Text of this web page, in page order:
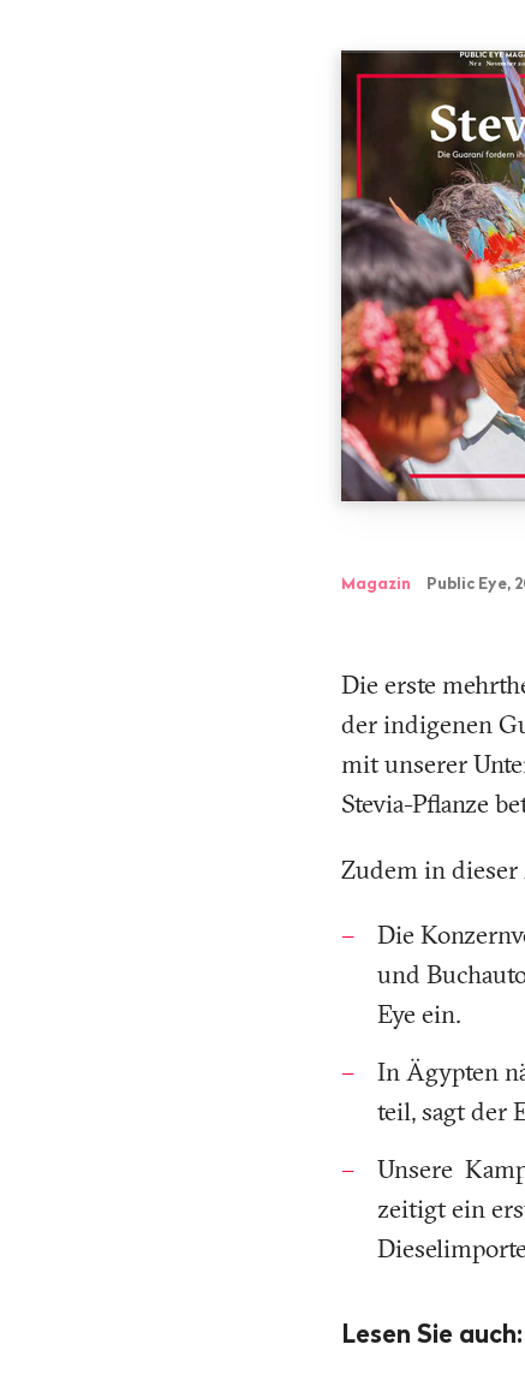
Magazin Public Eye,
Die erste
der indigenen
mit unserer
Stevia-Pflanze
Zudem in dieser
Die
und
Eye ein.
In Ägypten
teil, sagt der
Unsere
zeitigt ein
Lesen Sie auch: